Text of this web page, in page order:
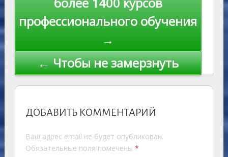
ki
записям
профессионального обучения
→
← Чтобы не замерзнуть
ДОБАВИТЬ КОММЕНТАРИЙ
Ваш адрес email не будет опубликован.
Обязательные поля помечены *